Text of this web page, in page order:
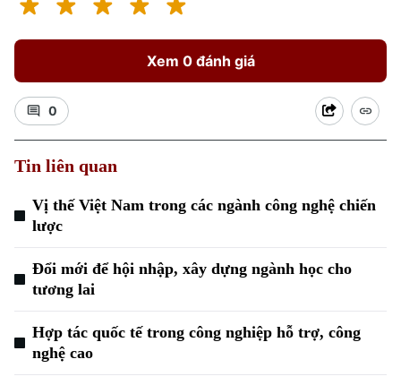
Thời sự
Chính trị
Xã hội
An ninh trật tự
Công nghệ
Nhịp sống Hà Nội
Ẩm thực
Thế giới
Tin tức
Quân sự
Người Việt 4 phương
Kinh tế
Tin tức
Tài chính Ngân hàng
Doanh nghiệp
Nhà đất
Tin tức
Căn hộ
Tàu và Xe
Tàu
Tin tức
Văn hóa
Xem 0 đánh giá
0
Tin liên quan
Vị thế Việt Nam trong các ngành công nghệ chiến
lược
Đổi mới để hội nhập, xây dựng ngành học cho
tương lai
Hợp tác quốc tế trong công nghiệp hỗ trợ, công
nghệ cao